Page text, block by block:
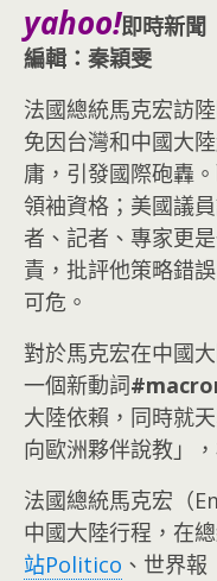
yahoo!即時新聞
編輯：秦穎雯
法國總統馬克宏訪
免因台灣和中國大
庸，引發國際砲轟
領袖資格；美國議
者、記者、專家更
責，批評他策略錯
可危。
對於馬克宏在中國
一個新動詞
大陸依賴，同時就
向歐洲夥伴說教」
法國總統馬克宏（
中國大陸行程，在
站Politico 、世界